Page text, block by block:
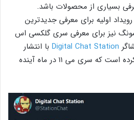
بسیاری از محصولات باشد.
اولیه برای معرفی جدیدترین
نیز برای معرفی سری گلکسی اس
Digital Chat Station با انتشار
جدیدترین گزارش خود ادعا کرده است که سری می ۱۱ در ماه آینده